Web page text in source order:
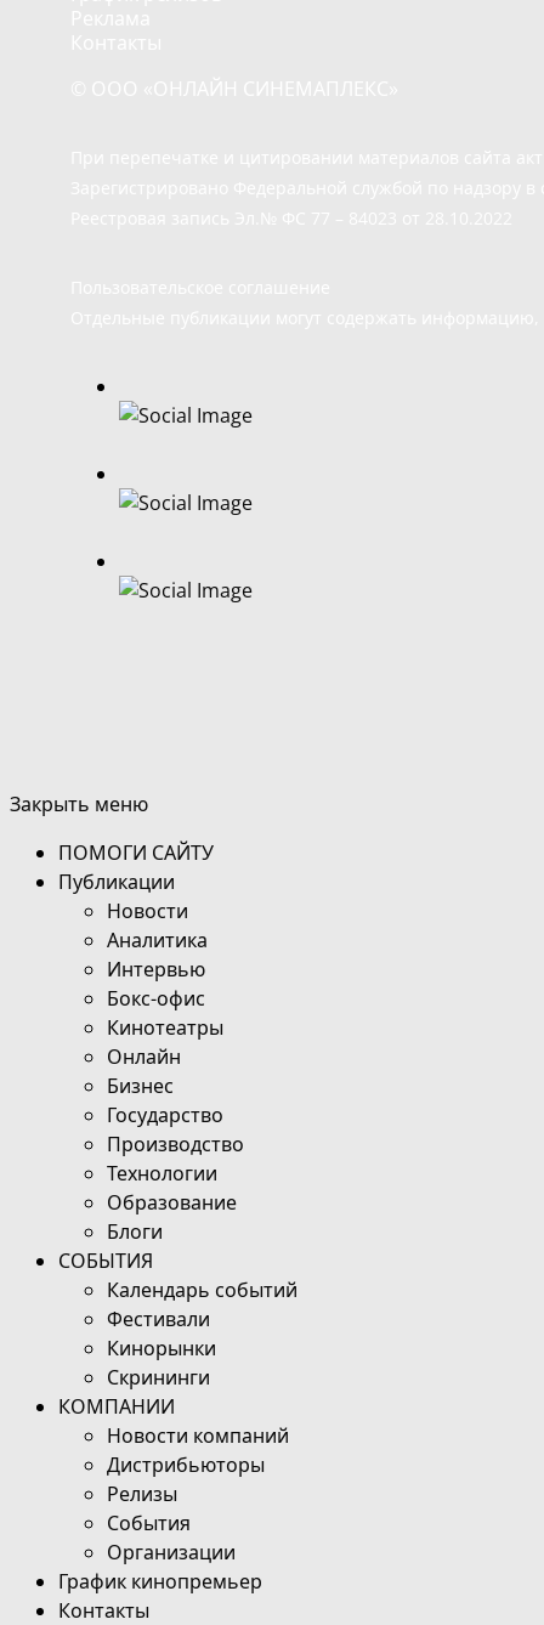
Закрыть меню
ПОМОГИ САЙТУ
Публикации
Новости
Аналитика
Интервью
Бокс-офис
Кинотеатры
Онлайн
Бизнес
Государство
Производство
Технологии
Образование
Блоги
СОБЫТИЯ
Календарь событий
Фестивали
Кинорынки
Скрининги
КОМПАНИИ
Новости компаний
Дистрибьюторы
Релизы
События
Организации
График кинопремьер
Контакты